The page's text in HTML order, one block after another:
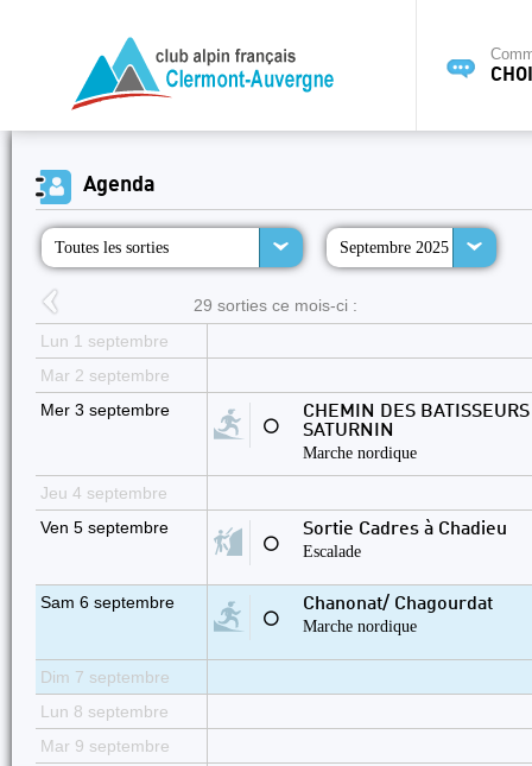
Agenda
Toutes les sorties Septembre 2025
29 sorties ce mois-ci :
Lun 1 septembre
Mar 2 septembre
Mer 3 septembre
⚪
CHEMIN DES
SATURNIN
Marche nordique
Jeu 4 septembre
Ven 5 septembre
⚪
Sortie Cadres à Chadieu
Escalade
Sam 6 septembre
⚪
Chanonat/ Chagourdat
Marche nordique
Dim 7 septembre
Lun 8 septembre
Mar 9 septembre